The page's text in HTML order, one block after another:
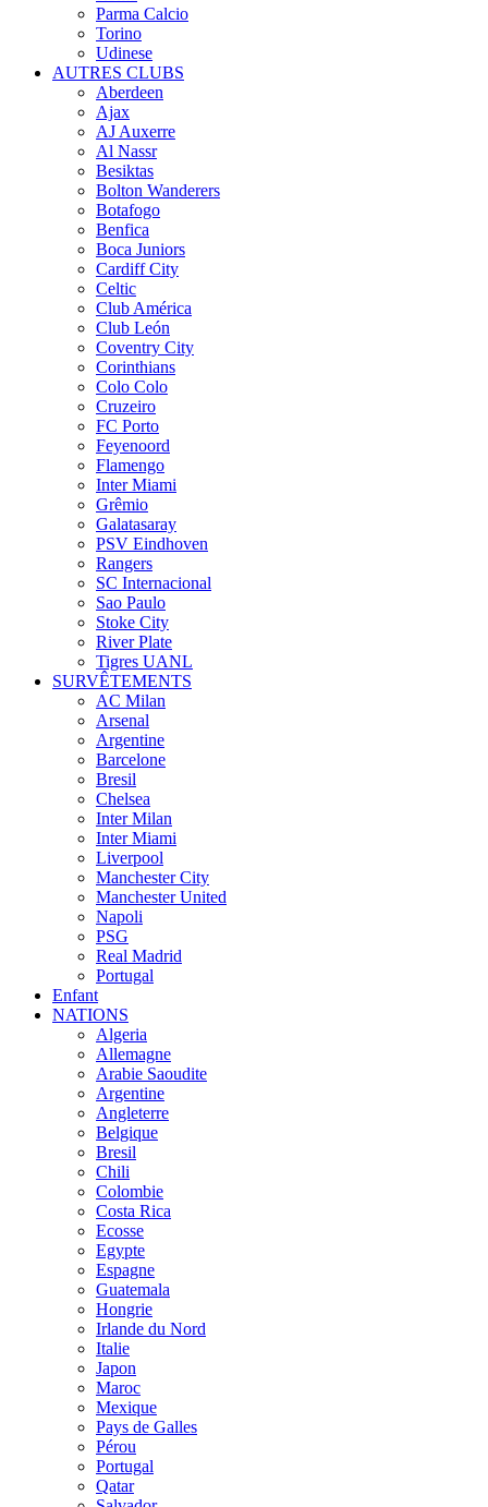
Parma Calcio
Torino
Udinese
AUTRES CLUBS
Aberdeen
Ajax
AJ Auxerre
Al Nassr
Besiktas
Bolton Wanderers
Botafogo
Benfica
Boca Juniors
Cardiff City
Celtic
Club América
Club León
Coventry City
Corinthians
Colo Colo
Cruzeiro
FC Porto
Feyenoord
Flamengo
Inter Miami
Grêmio
Galatasaray
PSV Eindhoven
Rangers
SC Internacional
Sao Paulo
Stoke City
River Plate
Tigres UANL
SURVÊTEMENTS
AC Milan
Arsenal
Argentine
Barcelone
Bresil
Chelsea
Inter Milan
Inter Miami
Liverpool
Manchester City
Manchester United
Napoli
PSG
Real Madrid
Portugal
Enfant
NATIONS
Algeria
Allemagne
Arabie Saoudite
Argentine
Angleterre
Belgique
Bresil
Chili
Colombie
Costa Rica
Ecosse
Egypte
Espagne
Guatemala
Hongrie
Irlande du Nord
Italie
Japon
Maroc
Mexique
Pays de Galles
Pérou
Portugal
Qatar